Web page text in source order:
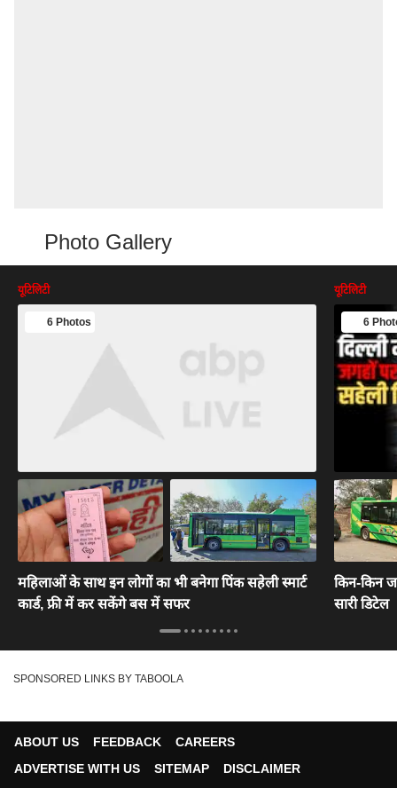
Photo Gallery
यूटिलिटी
6 Photos
महिलाओं के साथ इन लोगों का भी बनेगा पिंक सहेली स्मार्ट
कार्ड, फ्री में कर सकेंगे बस में सफर
यूटिलिटी
6
किन-किन
सारी डिटेल
SPONSORED LINKS BY TABOOLA
ABOUT US FEEDBACK
CAREERS
ADVERTISE WITH US
SITEMAP
DISCLAIMER